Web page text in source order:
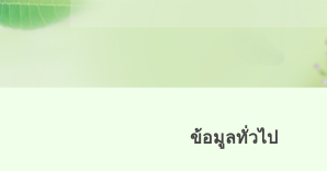
ข้อมูลทั่วไป